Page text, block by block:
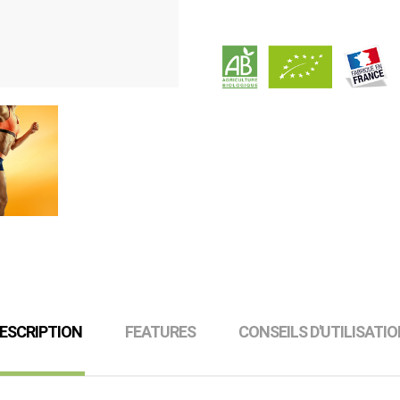
FEATURES CONSEILS